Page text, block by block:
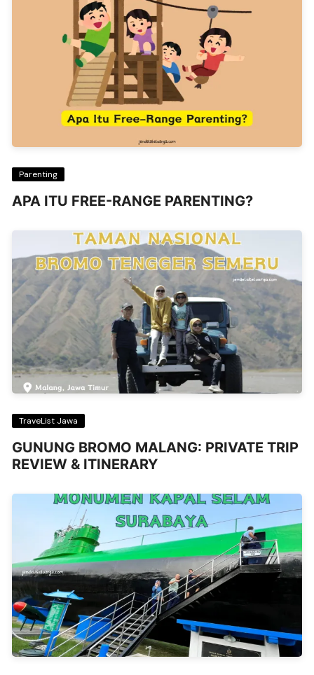
Parenting
APA ITU FREE-RANGE PARENTING?
TraveList Jawa
GUNUNG BROMO MALANG: PRIVATE TRIP
REVIEW & ITINERARY